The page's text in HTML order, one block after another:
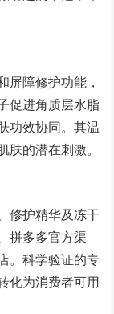
屏障修护功能，
促进角质层水脂
功效协同。其温
的潜在刺激。
修护精华及冻干
拼多多官方渠
。科学验证的专
化为消费者可用